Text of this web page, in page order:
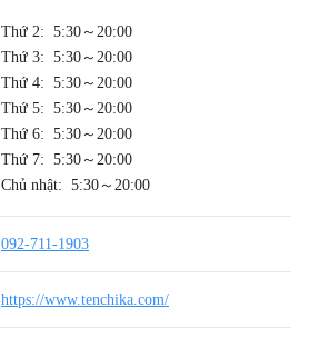
Thứ 2: 5:30～20:00
Thứ 3: 5:30～20:00
Thứ 4: 5:30～20:00
Thứ 5: 5:30～20:00
Thứ 6: 5:30～20:00
Thứ 7: 5:30～20:00
Chủ nhật: 5:30～20:00
092-711-1903
https://www.tenchika.com/